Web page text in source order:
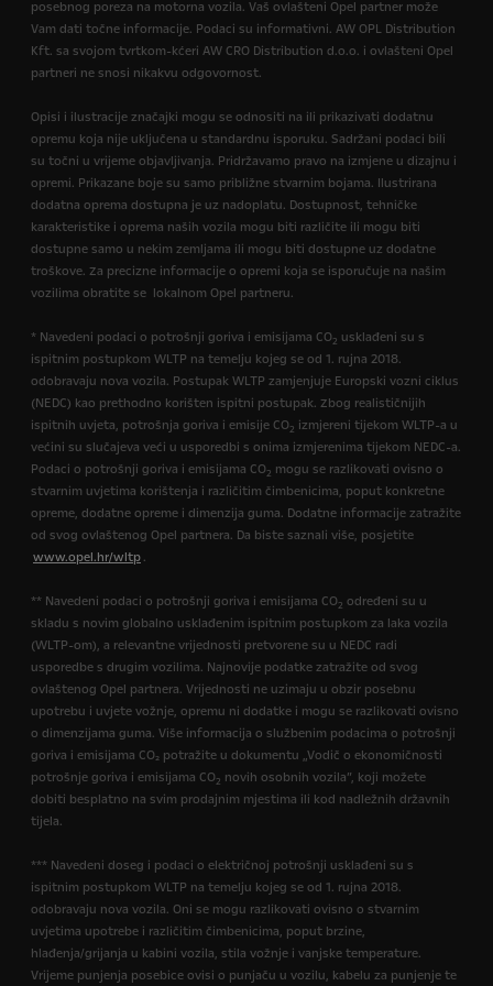
posebnog poreza na motorna vozila. Vaš ovlašteni Opel partner može
Vam dati točne informacije. Podaci su informativni. AW OPL Distribution
Kft. sa svojom tvrtkom-kćeri AW CRO Distribution d.o.o. i ovlašteni Opel
partneri ne snosi nikakvu odgovornost.
Opisi i ilustracije značajki mogu se odnositi na ili prikazivati dodatnu
opremu koja nije uključena u standardnu isporuku. Sadržani podaci bili
su točni u vrijeme objavljivanja. Pridržavamo pravo na izmjene u dizajnu i
opremi. Prikazane boje su samo približne stvarnim bojama. Ilustrirana
dodatna oprema dostupna je uz nadoplatu. Dostupnost, tehničke
karakteristike i oprema naših vozila mogu biti različite ili mogu biti
dostupne samo u nekim zemljama ili mogu biti dostupne uz dodatne
troškove. Za precizne informacije o opremi koja se isporučuje na našim
vozilima obratite se lokalnom Opel partneru.
* Navedeni podaci o potrošnji goriva i emisijama CO2 usklađeni su s
ispitnim postupkom WLTP na temelju kojeg se od 1. rujna 2018.
odobravaju nova vozila. Postupak WLTP zamjenjuje Europski vozni ciklus
(NEDC) kao prethodno korišten ispitni postupak. Zbog realističnijih
ispitnih uvjeta, potrošnja goriva i emisije CO2 izmjereni tijekom WLTP-a u
većini su slučajeva veći u usporedbi s onima izmjerenima tijekom NEDC-a.
Podaci o potrošnji goriva i emisijama CO2 mogu se razlikovati ovisno o
stvarnim uvjetima korištenja i različitim čimbenicima, poput konkretne
opreme, dodatne opreme i dimenzija guma. Dodatne informacije zatražite
od svog ovlaštenog Opel partnera. Da biste saznali više, posjetite
www.opel.hr/wltp .
** Navedeni podaci o potrošnji goriva i emisijama CO2 određeni su u
skladu s novim globalno usklađenim ispitnim postupkom za laka vozila
(WLTP-om), a relevantne vrijednosti pretvorene su u NEDC radi
usporedbe s drugim vozilima. Najnovije podatke zatražite od svog
ovlaštenog Opel partnera. Vrijednosti ne uzimaju u obzir posebnu
upotrebu i uvjete vožnje, opremu ni dodatke i mogu se razlikovati ovisno
o dimenzijama guma. Više informacija o službenim podacima o potrošnji
goriva i emisijama CO₂ potražite u dokumentu „Vodič o ekonomičnosti
potrošnje goriva i emisijama CO2 novih osobnih vozila”, koji možete
dobiti besplatno na svim prodajnim mjestima ili kod nadležnih državnih
tijela.
*** Navedeni doseg i podaci o električnoj potrošnji usklađeni su s
ispitnim postupkom WLTP na temelju kojeg se od 1. rujna 2018.
odobravaju nova vozila. Oni se mogu razlikovati ovisno o stvarnim
uvjetima upotrebe i različitim čimbenicima, poput brzine,
hlađenja/grijanja u kabini vozila, stila vožnje i vanjske temperature.
Vrijeme punjenja posebice ovisi o punjaču u vozilu, kabelu za punjenje te